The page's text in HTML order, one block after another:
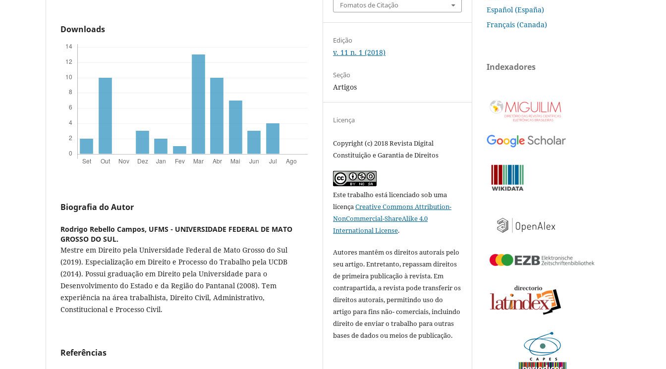
Downloads
Biografia do Autor
Rodrigo Rebello Campos, UFMS - UNIVERSIDADE FEDERAL DE MATO
GROSSO DO SUL.
Mestre em Direito pela Universidade Federal de Mato Grosso do Sul
(2019). Especialização em Direito e Processo do Trabalho pela UCDB
(2014). Possui graduação em Direito pela Universidade para o
Desenvolvimento do Estado e da Região do Pantanal (2008). Tem
experiência na área trabalhista, Direito Civil, Administrativo,
Constitucional e Processo Civil.
Referências
Fomatos de Citação
Edição
v. 11 n. 1 (2018)
Seção
Artigos
Licença
Copyright (c) 2018 Revista Digital
Constituição e Garantia de Direitos
Este trabalho está licenciado sob uma
licençaCreative Commons Attribution-
NonCommercial-ShareAlike 4.0
International License.
Autores mantêm os direitos autorais pelo
seu artigo. Entretanto, repassam direitos
de primeira publicação à revista. Em
contrapartida, a revista pode transferir os
direitos autorais, permitindo uso do
artigo para fins não- comerciais, incluindo
direito de enviar o trabalho para outras
bases de dados ou meios de publicação.
Español (España)
Français (Canada)
Indexadores